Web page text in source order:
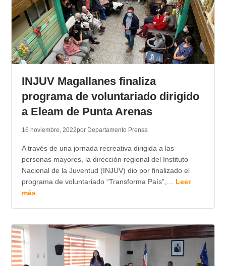
INJUV Magallanes finaliza
programa de voluntariado dirigido
a Eleam de Punta Arenas
16 noviembre, 2022por Departamento Prensa
A través de una jornada recreativa dirigida a las
personas mayores, la dirección regional del Instituto
Nacional de la Juventud (INJUV) dio por finalizado el
programa de voluntariado “Transforma País”,… Leer
más